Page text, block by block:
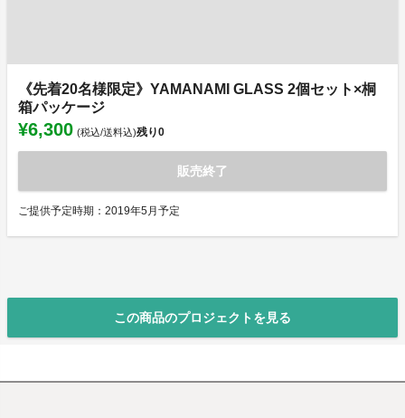
《先着20名様限定》YAMANAMI GLASS 2個セット×桐
箱パッケージ
¥6,300 (税込/送料込)残り0
販売終了
ご提供予定時期：2019年5月予定
この商品のプロジェクトを見る